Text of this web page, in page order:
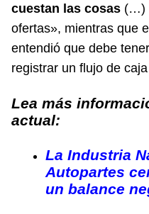
cuestan las cosas (…)
ofertas», mientras que
entendió que debe
registrar un flujo de
Lea más
actual:
La Industria
Autopartes
un balance